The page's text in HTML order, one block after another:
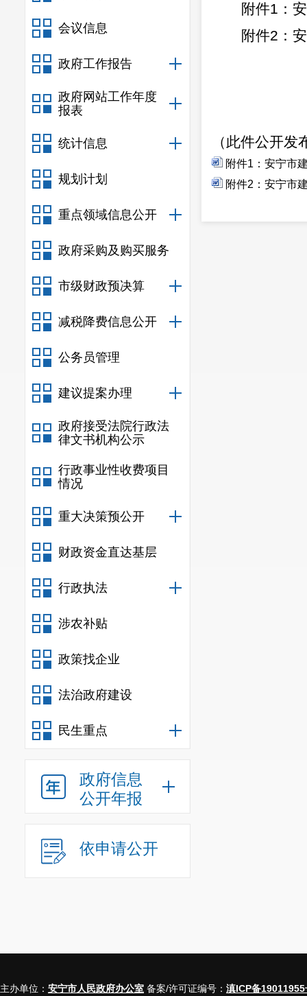
会议信息
政府工作报告
政府网站工作年度
报表
统计信息
规划计划
重点领域信息公开
政府采购及购买服务
市级财政预决算
减税降费信息公开
公务员管理
建议提案办理
政府接受法院行政法
律文书机构公示
行政事业性收费项目
情况
重大决策预公开
财政资金直达基层
行政执法
涉农补贴
政策找企业
法治政府建设
民生重点
政府信息
公开年报
依申请公开
附件1 ：
附件2 ：
（此件公开发
附件1：安宁市
附件2：安宁市
主办单位： 安宁市人民政府办公室 备案/许可证编号： 滇ICP备